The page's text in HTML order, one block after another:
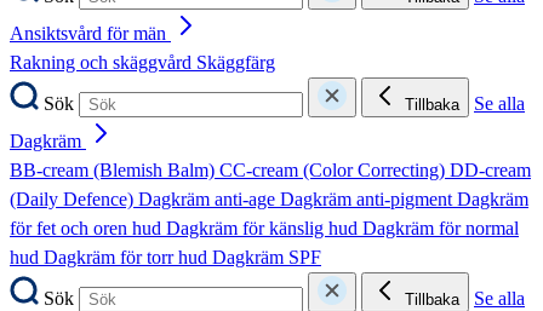
Ansiktsvård för män
Rakning och skäggvård Skäggfärg
Sök
Tillbaka
Se alla
Dagkräm
BB-cream (Blemish Balm) CC-cream (Color Correcting) DD-cream
(Daily Defence) Dagkräm anti-age Dagkräm anti-pigmentDagkräm
för fet och oren hud Dagkräm för känslig hud Dagkräm för normal
hud Dagkräm för torr hud Dagkräm SPF
Sök
Tillbaka
Se alla